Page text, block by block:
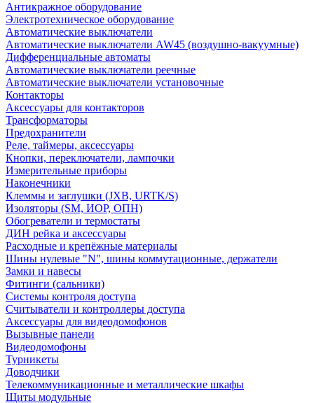
Антикражное оборудование
Электротехническое оборудование
Автоматические выключатели
Автоматические выключатели AW45 (воздушно-вакуумные)
Дифференциальные автоматы
Автоматические выключатели реечные
Автоматические выключатели установочные
Контакторы
Аксессуары для контакторов
Трансформаторы
Предохранители
Реле, таймеры, аксессуары
Кнопки, переключатели, лампочки
Измерительные приборы
Наконечники
Клеммы и заглушки (JXB, URTK/S)
Изоляторы (SM, ИОР, ОПН)
Обогреватели и термостаты
ДИН рейка и аксессуары
Расходные и крепёжные материалы
Шины нулевые "N", шины коммутационные, держатели
Замки и навесы
Фитинги (сальники)
Системы контроля доступа
Считыватели и контроллеры доступа
Аксессуары для видеодомофонов
Вызывные панели
Видеодомофоны
Турникеты
Доводчики
Телекоммуникационные и металлические шкафы
Щиты модульные